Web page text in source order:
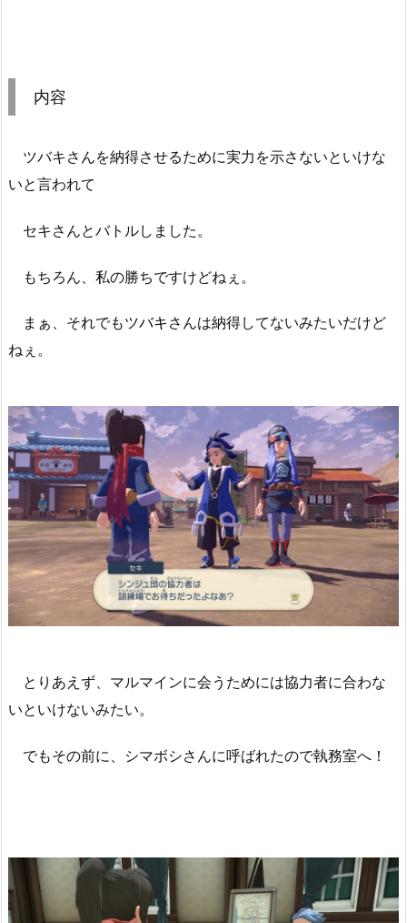
内容
ツバキさんを納得させるために実力を示さないといけな
いと言われて
セキさんとバトルしました。
もちろん、私の勝ちですけどねぇ。
まぁ、それでもツバキ さんは納得してないみたいだけど
ねぇ。
とりあえず、マルマインに会うためには協力者に合わな
いといけないみたい。
でもその前に、シマボシさんに呼ばれたので執務室へ！